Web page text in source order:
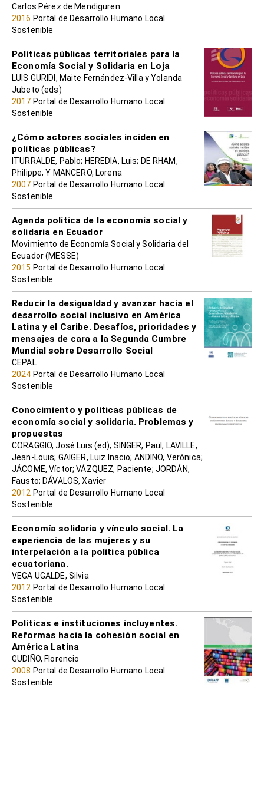
Carlos Pérez de Mendiguren
2016 Portal de Desarrollo Humano Local
Sostenible
Políticas públicas territoriales para la
Economía Social y Solidaria en Loja
LUIS GURIDI, Maite Fernández-Villa y Yolanda
Jubeto (eds)
2017 Portal de Desarrollo Humano Local
Sostenible
¿Cómo actores sociales inciden en
políticas públicas?
ITURRALDE, Pablo; HEREDIA, Luis; DE RHAM,
Philippe; Y MANCERO, Lorena
2007 Portal de Desarrollo Humano Local
Sostenible
Agenda política de la economía social y
solidaria en Ecuador
Movimiento de Economía Social y Solidaria del
Ecuador (MESSE)
2015 Portal de Desarrollo Humano Local
Sostenible
Reducir la desigualdad y avanzar hacia el
desarrollo social inclusivo en América
Latina y el Caribe. Desafíos, prioridades y
mensajes de cara a la Segunda Cumbre
Mundial sobre Desarrollo Social
CEPAL
2024 Portal de Desarrollo Humano Local
Sostenible
Conocimiento y políticas públicas de
economía social y solidaria. Problemas y
propuestas
CORAGGIO, José Luis (ed); SINGER, Paul; LAVILLE,
Jean-Louis; GAIGER, Luiz Inacio; ANDINO, Verónica;
JÁCOME, Víctor; VÁZQUEZ, Paciente; JORDÁN,
Fausto; DÁVALOS, Xavier
2012 Portal de Desarrollo Humano Local
Sostenible
Economía solidaria y vínculo social. La
experiencia de las mujeres y su
interpelación a la política pública
ecuatoriana.
VEGA UGALDE, Silvia
2012 Portal de Desarrollo Humano Local
Sostenible
Políticas e instituciones incluyentes.
Reformas hacia la cohesión social en
América Latina
GUDIÑO, Florencio
2008 Portal de Desarrollo Humano Local
Sostenible